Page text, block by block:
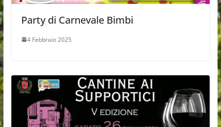
Party di Carnevale Bimbi
4 Febbraio 2025